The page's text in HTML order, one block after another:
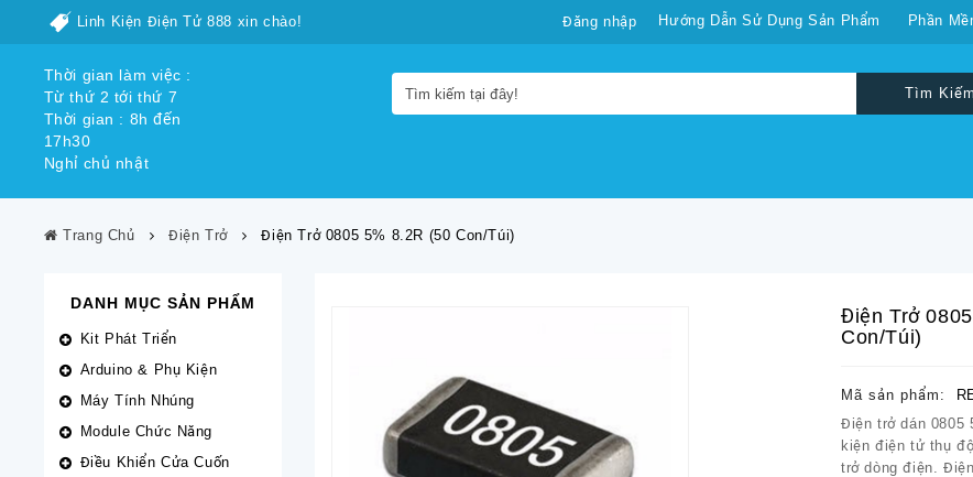
Linh Kiện Điện Tử 888 xin chào! Hướng Dẫn Sử Dụng Sản Phẩm Phần
Đăng nhập
Thời gian làm việc :
Từ thứ 2 tới thứ 7
Thời gian : 8h đến
17h30
Nghỉ chủ nhật
Tìm Kiếm
Trang Chủ Điện Trở Điện Trở 0805 5% 8.2R (50 Con/túi)
DANH MỤC SẢN PHẨM
Kit Phát Triển
Arduino & Phụ Kiện
Máy Tính Nhúng
Module Chức Năng
Điều Khiển Cửa Cuốn
Điện Trở
Con/túi)
Mã sản phẩm:
Điện trở dán 0805
kiện điện tử thụ
trở dòng điện.